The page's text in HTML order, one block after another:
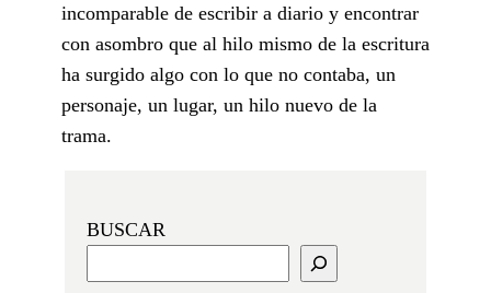
incomparable de escribir a diario y encontrar
con asombro que al hilo mismo de la escritura
ha surgido algo con lo que no contaba, un
personaje, un lugar, un hilo nuevo de la
trama.
BUSCAR